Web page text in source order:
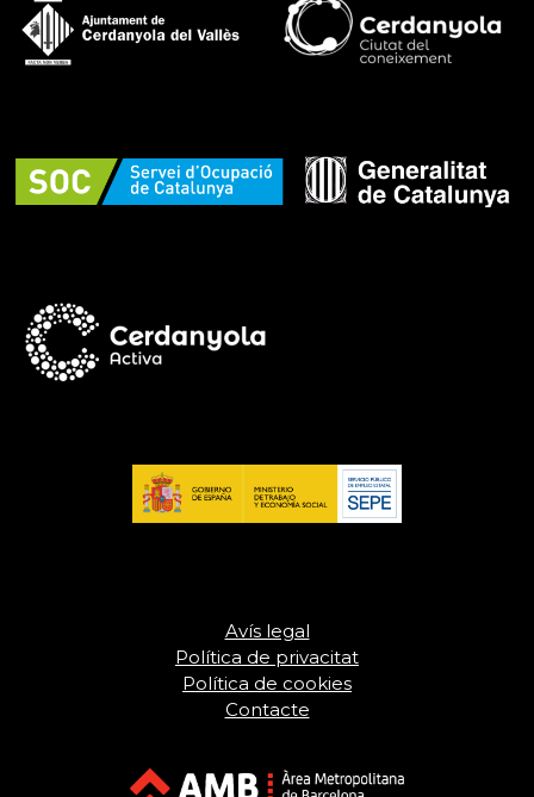
Avís legal
Política de privacitat
Política de cookies
Contacte